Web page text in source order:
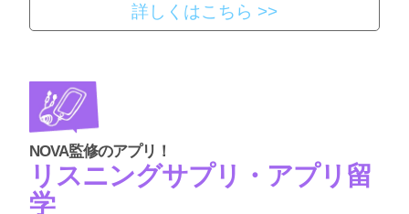
詳しくはこちら >>
NOVA監修のアプリ！
リスニングサプリ・アプリ留
学